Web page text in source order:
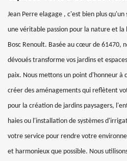
Jean Perre elagage , c'est bien plus
une véritable passion pour la nature et la
Bosc Renoult. Basée au cœur de 61470,
dévoués transforme vos jardins et
paix. Nous mettons un point d'honneur à
créer des aménagements qui reflètent
pour la création de jardins paysagers,
haies ou l'installation de systèmes
votre service pour rendre votre
et harmonieux que possible. Nous